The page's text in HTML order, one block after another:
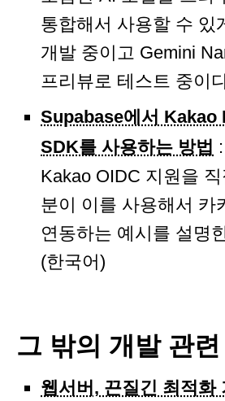
통합해서 사용할 수 있
개발 중이고 Gemini
프리뷰로 테스트 중이
Supabase에서 Kakao
SDK를 사용하는 방법 :
Kakao OIDC 지원을
분이 이를 사용해서 카
연동하는 예시를 설명
(한국어)
그 밖의 개발 관련
웹서버, 끈질긴 최적화